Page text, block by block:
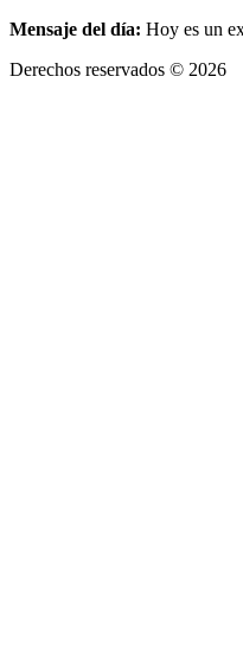
Mensaje del día: Hoy es un
Derechos reservados © 2026